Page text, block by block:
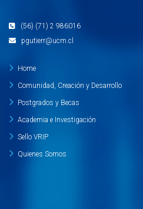
(56) (71) 2 986016
pgutierr@ucm.cl
Home
Comunidad, Creación y Desarrollo
Postgrados y Becas
Academia e Investigación
Sello VRIP
Quienes Somos